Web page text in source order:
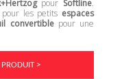
pour Softline.
les petits espaces
convertiblepour une
PRODUIT >